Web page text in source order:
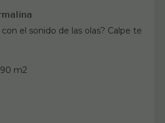
el sonido de las olas? Calpe te
m2